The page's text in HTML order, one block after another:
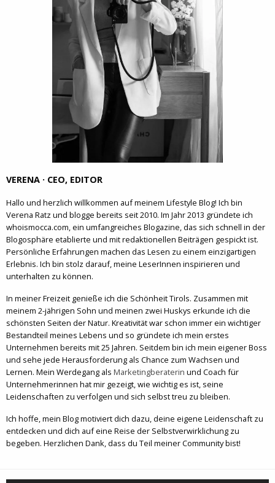
VERENA · CEO, EDITOR
Hallo und herzlich willkommen auf meinem Lifestyle Blog! Ich bin
Verena Ratz und blogge bereits seit 2010. Im Jahr 2013 gründete ich
whoismocca.com, ein umfangreiches Blogazine, das sich schnell in der
Blogosphäre etablierte und mit redaktionellen Beiträgen gespickt ist.
Persönliche Erfahrungen machen das Lesen zu einem einzigartigen
Erlebnis. Ich bin stolz darauf, meine LeserInnen inspirieren und
unterhalten zu können.
In meiner Freizeit genieße ich die Schönheit Tirols. Zusammen mit
meinem 2-jährigen Sohn und meinen zwei Huskys erkunde ich die
schönsten Seiten der Natur. Kreativität war schon immer ein wichtiger
Bestandteil meines Lebens und so gründete ich mein erstes
Unternehmen bereits mit 25 Jahren. Seitdem bin ich mein eigener Boss
und sehe jede Herausforderung als Chance zum Wachsen und
Lernen. Mein Werdegang als Marketingberaterin und Coach für
Unternehmerinnen hat mir gezeigt, wie wichtig es ist, seine
Leidenschaften zu verfolgen und sich selbst treu zu bleiben.
Ich hoffe, mein Blog motiviert dich dazu, deine eigene Leidenschaft zu
entdecken und dich auf eine Reise der Selbstverwirklichung zu
begeben. Herzlichen Dank, dass du Teil meiner Community bist!